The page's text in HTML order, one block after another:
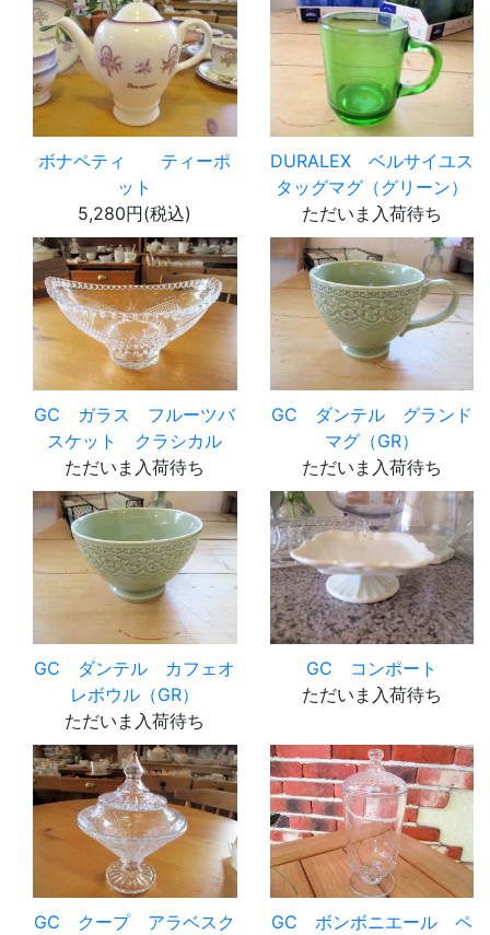
ボナペティ ティーポ
ット
5,280円(税込)
DURALEX ベルサイユス
タッグマグ（グリーン）
ただいま入荷待ち
GC ガラス フルーツバ
スケット クラシカル
ただいま入荷待ち
GC ダンテル グランド
マグ（GR）
ただいま入荷待ち
GC ダンテル カフェオ
レボウル（GR）
ただいま入荷待ち
GC コンポート
ただいま入荷待ち
GC クープ アラベスク GC ボンボニエール ペ